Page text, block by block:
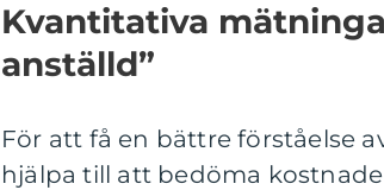
Kvantitativa
anställd”
För att få en bättre förståelse
hjälpa till att bedöma